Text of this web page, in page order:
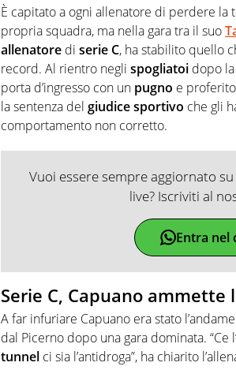
È capitato a ogni allenatore di perdere
propria squadra, ma nella gara tra il suo
allenatore di serie C, ha stabilito quello
record. Al rientro negli spogliatoi dopo
porta d’ingresso con un pugno e
la sentenza del giudice sportivo che gli
comportamento non corretto.
Vuoi essere sempre aggiornato
live? Iscriviti al
Entra nel
Serie C, Capuano
A far infuriare Capuano era stato
dal Picerno dopo una gara dominata. “Ce
tunnel ci sia l’antidroga”, ha chiarito